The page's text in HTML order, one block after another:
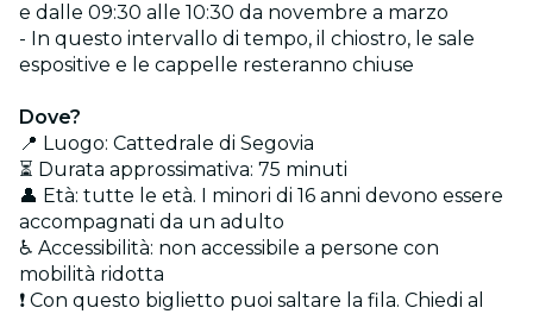
e dalle 09:30 alle 10:30 da novembre a marzo
- In questo intervallo di tempo, il chiostro, le sale
espositive e le cappelle resteranno chiuse
Dove?
📍 Luogo: Cattedrale di Segovia
⏳ Durata approssimativa: 75 minuti
👤 Età: tutte le età. I minori di 16 anni devono essere
accompagnati da un adulto
♿ Accessibilità: non accessibile a persone con
mobilità ridotta
❗ Con questo biglietto puoi saltare la fila. Chiedi al